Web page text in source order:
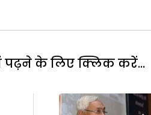
पढ़ने के लिए क्लिक करें...